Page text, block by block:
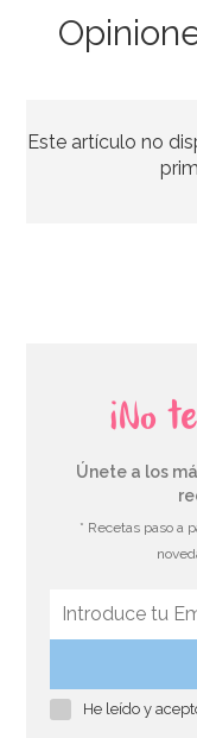
Este artículo no
¡No
Únete a los
* Recetas paso a
He leído y